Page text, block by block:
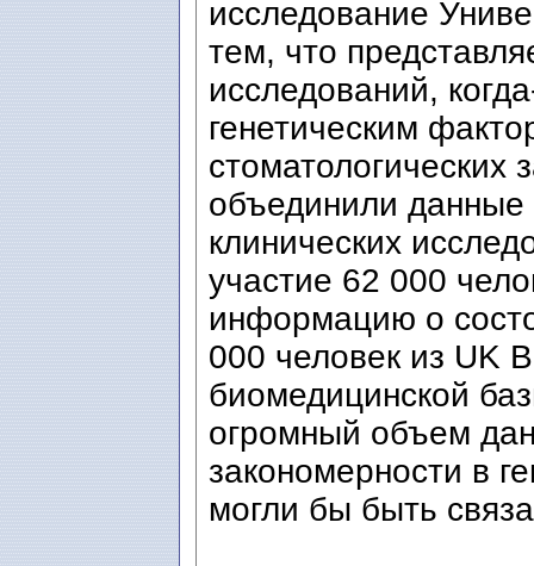
исследование
тем, что
исследований,
генетическим
стоматологических
объединили
клинических
участие 62 000
информацию о
000 человек из UK
биомедицинской
огромный объем
закономерности в
могли бы быть